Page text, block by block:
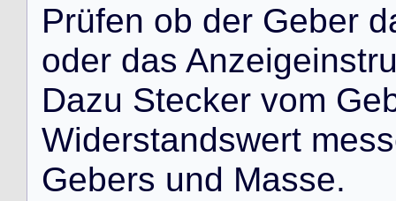
Prüfen ob der Geber d
oder das Anzeigeinstr
Dazu Stecker vom Ge
Widerstandswert mess
Gebers und Masse.